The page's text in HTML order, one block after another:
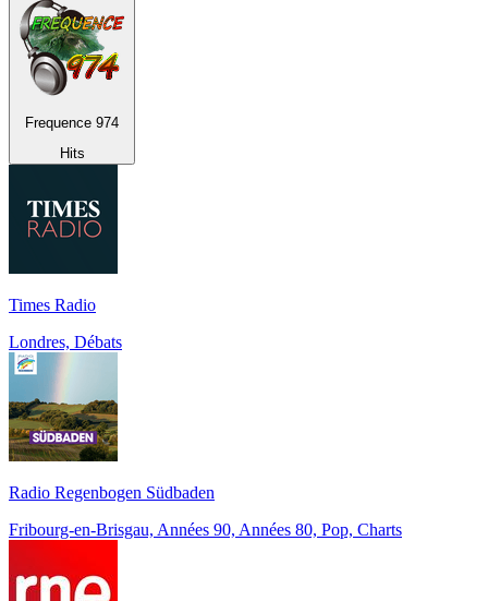
Frequence 974
Hits
Times Radio
Londres, Débats
Radio Regenbogen Südbaden
Fribourg-en-Brisgau, Années 90, Années 80, Pop, Charts